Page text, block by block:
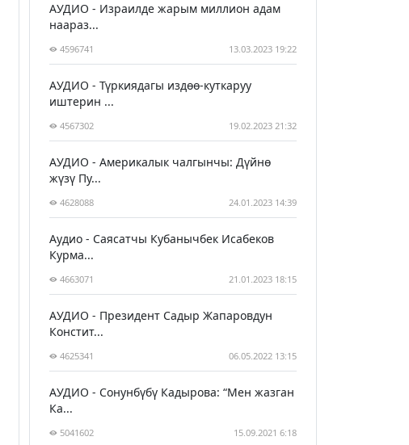
АУДИО - Израилде жарым миллион адам
наараз...
4596741 13.03.2023 19:22
АУДИО - Түркиядагы издөө-куткаруу
иштерин ...
4567302 19.02.2023 21:32
АУДИО - Америкалык чалгынчы: Дүйнө
жүзү Пу...
4628088 24.01.2023 14:39
Аудио - Саясатчы Кубанычбек Исабеков
Курма...
4663071 21.01.2023 18:15
АУДИО - Президент Садыр Жапаровдун
Констит...
4625341 06.05.2022 13:15
АУДИО - Сонунбүбү Кадырова: “Мен жазган
Ка...
5041602 15.09.2021 6:18